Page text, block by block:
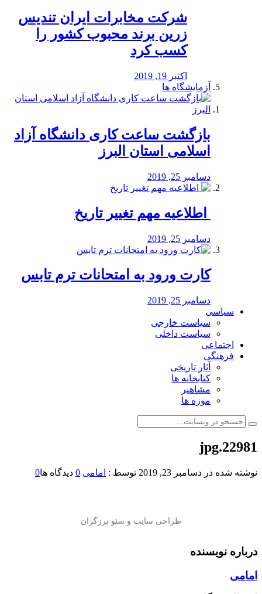
شرکت مخابرات ایران تندیس
زرین برند محبوب کشور را
کسب کرد
اکتبر 19, 2019
آزمایشگاه ها
بازگشت ساعت کاری دانشگاه آزاد
اسلامی استان البرز
دسامبر 25, 2019
️ اطلاعیه مهم تغییر تاریخ
دسامبر 25, 2019
کارت ورود به امتحانات ترم تابس
دسامبر 25, 2019
سیاسی
سیاست خارجی
سیاست داخلی
اجتماعی
فرهنگی
آثار تاریخی
کتابخانه ها
مشاهیر
موزه ها
22981.jpg
نوشته شده در دسامبر 23, 2019 توسط : امامی 0 دیدگاه ها0
درباره نویسنده
امامی